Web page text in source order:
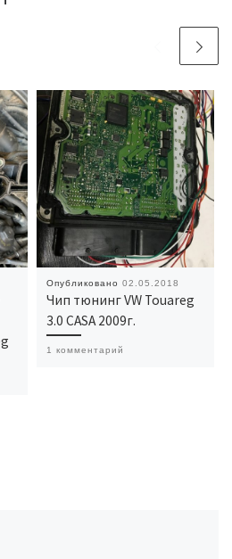
Опубликовано02.05.2018
Чип тюнинг VW Touareg
3.0 CASA 2009г.
1 комментарий